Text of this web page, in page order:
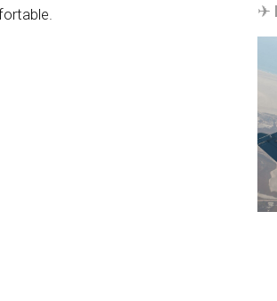
✈︎